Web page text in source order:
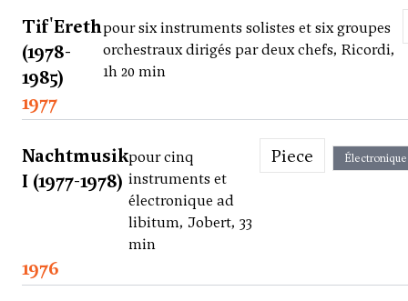
Tif'Ereth
(1978-
1985)
pour six instruments solistes et six groupes
orchestraux dirigés par deux chefs, Ricordi,
1h 20 min
1977
Nachtmusik
I (1977-1978)
pour cinq
instruments et
électronique ad
libitum, Jobert, 33
min
Piece Électronique
1976